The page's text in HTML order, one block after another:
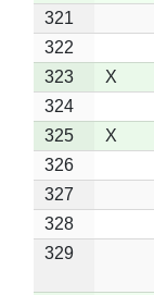
321
322
323
X
324
325
X
326
327
328
329